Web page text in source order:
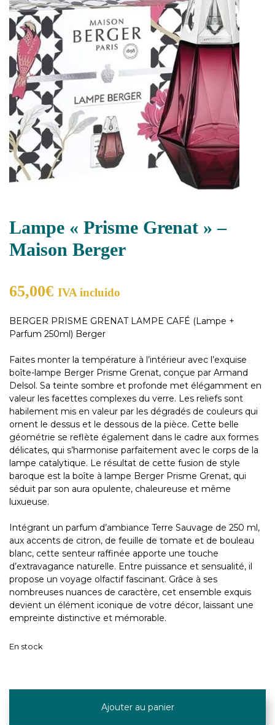
Lampe « Prisme Grenat » –
Maison Berger
65,00€ IVA incluido
BERGER PRISME GRENAT LAMPE CAFÉ (Lampe +
Parfum 250ml) Berger
Faites monter la température à l’intérieur avec l’exquise
boîte-lampe Berger Prisme Grenat, conçue par Armand
Delsol. Sa teinte sombre et profonde met élégamment en
valeur les facettes complexes du verre. Les reliefs sont
habilement mis en valeur par les dégradés de couleurs qui
ornent le dessus et le dessous de la pièce. Cette belle
géométrie se reflète également dans le cadre aux formes
délicates, qui s’harmonise parfaitement avec le corps de la
lampe catalytique. Le résultat de cette fusion de style
baroque est la boîte à lampe Berger Prisme Grenat, qui
séduit par son aura opulente, chaleureuse et même
luxueuse.
Intégrant un parfum d’ambiance Terre Sauvage de 250 ml,
aux accents de citron, de feuille de tomate et de bouleau
blanc, cette senteur raffinée apporte une touche
d’extravagance naturelle. Entre puissance et sensualité, il
propose un voyage olfactif fascinant. Grâce à ses
nombreuses nuances de caractère, cet ensemble exquis
devient un élément iconique de votre décor, laissant une
empreinte distinctive et mémorable.
En stock
Ajouter au panier